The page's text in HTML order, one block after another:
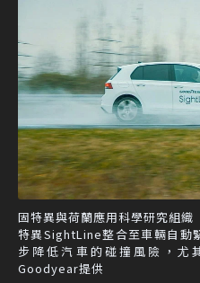
固特異與荷蘭應用科學研究組織
特異SightLine整合至車輛自動
步降低汽車的碰撞風險，尤
Goodyear提供